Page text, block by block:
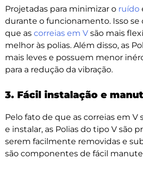
Projetadas para minimizar o ruído
durante o funcionamento. Isso se
que as correias em V são mais
melhor às polias. Além disso, as
mais leves e possuem menor
para a redução da vibração.
3. Fácil instalação e
Pelo fato de que as correias em V
e instalar, as Polias do tipo V são
serem facilmente removidas e
são componentes de fácil